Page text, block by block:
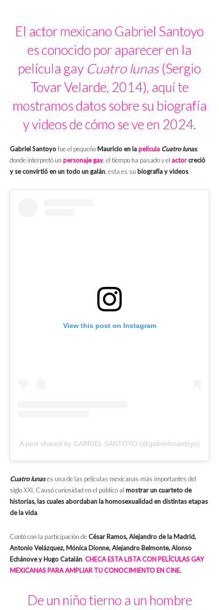
El actor mexicano Gabriel Santoyo
es conocido por aparecer en la
película gay Cuatro lunas(Sergio
Tovar Velarde, 2014), aquí te
mostramos datos sobre su biografía
y videos de cómo se ve en 2024.
Gabriel Santoyofue el pequeño Mauricio en lapelícula Cuatro lunas,
donde interpretó un personaje gay, el tiempo ha pasado y el actorcreció
y se convirtió en un todo un galán, esta es su biografía y videos.
View this post on Instagram
A post shared by GABRIEL SANTOYO (@gabrielssantoyo)
Cuatro lunases una de las películas mexicanas más importantes del
siglo XXI. Causó curiosidad en el público al mostrar un cuarteto de
historias, las cuales abordaban la homosexualidad en distintas etapas
de la vida.
Contó con la participación deCésar Ramos, Alejandro de la Madrid,
Antonio Velázquez, Mónica Dionne, Alejandro Belmonte, Alonso
Echánove y Hugo Catalán. CHECA ESTA LISTA CON PELÍCULAS GAY
MEXICANAS PARA AMPLIAR TU CONOCIMIENTO EN CINE.
De un niño tierno a un hombre